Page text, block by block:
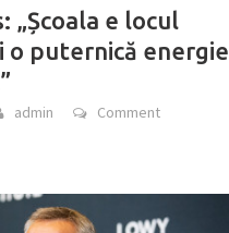
„Școala e locul
o puternică energie
admin Comment